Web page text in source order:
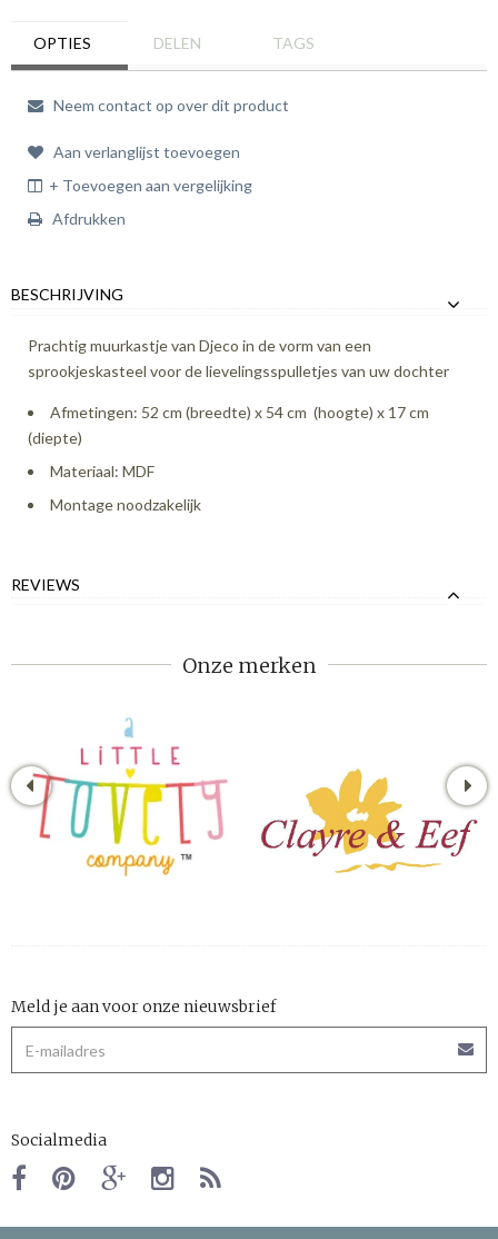
OPTIES DELEN TAGS
Neem contact op over dit product
Aan verlanglijst toevoegen
+ Toevoegen aan vergelijking
Afdrukken
BESCHRIJVING
Prachtig muurkastje van Djeco in de vorm van een
sprookjeskasteel voor de lievelingsspulletjes van uw dochter
Afmetingen: 52 cm (breedte) x 54 cm (hoogte) x 17 cm
(diepte)
Materiaal: MDF
Montage noodzakelijk
REVIEWS
Onze merken
Meld je aan voor onze nieuwsbrief
Socialmedia